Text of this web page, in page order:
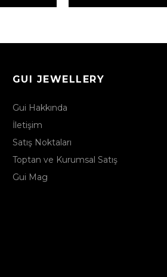
GUI JEWELLERY
Gui Hakkında
İletişim
Satış Noktaları
Toptan ve Kurumsal Satış
Gui Mag